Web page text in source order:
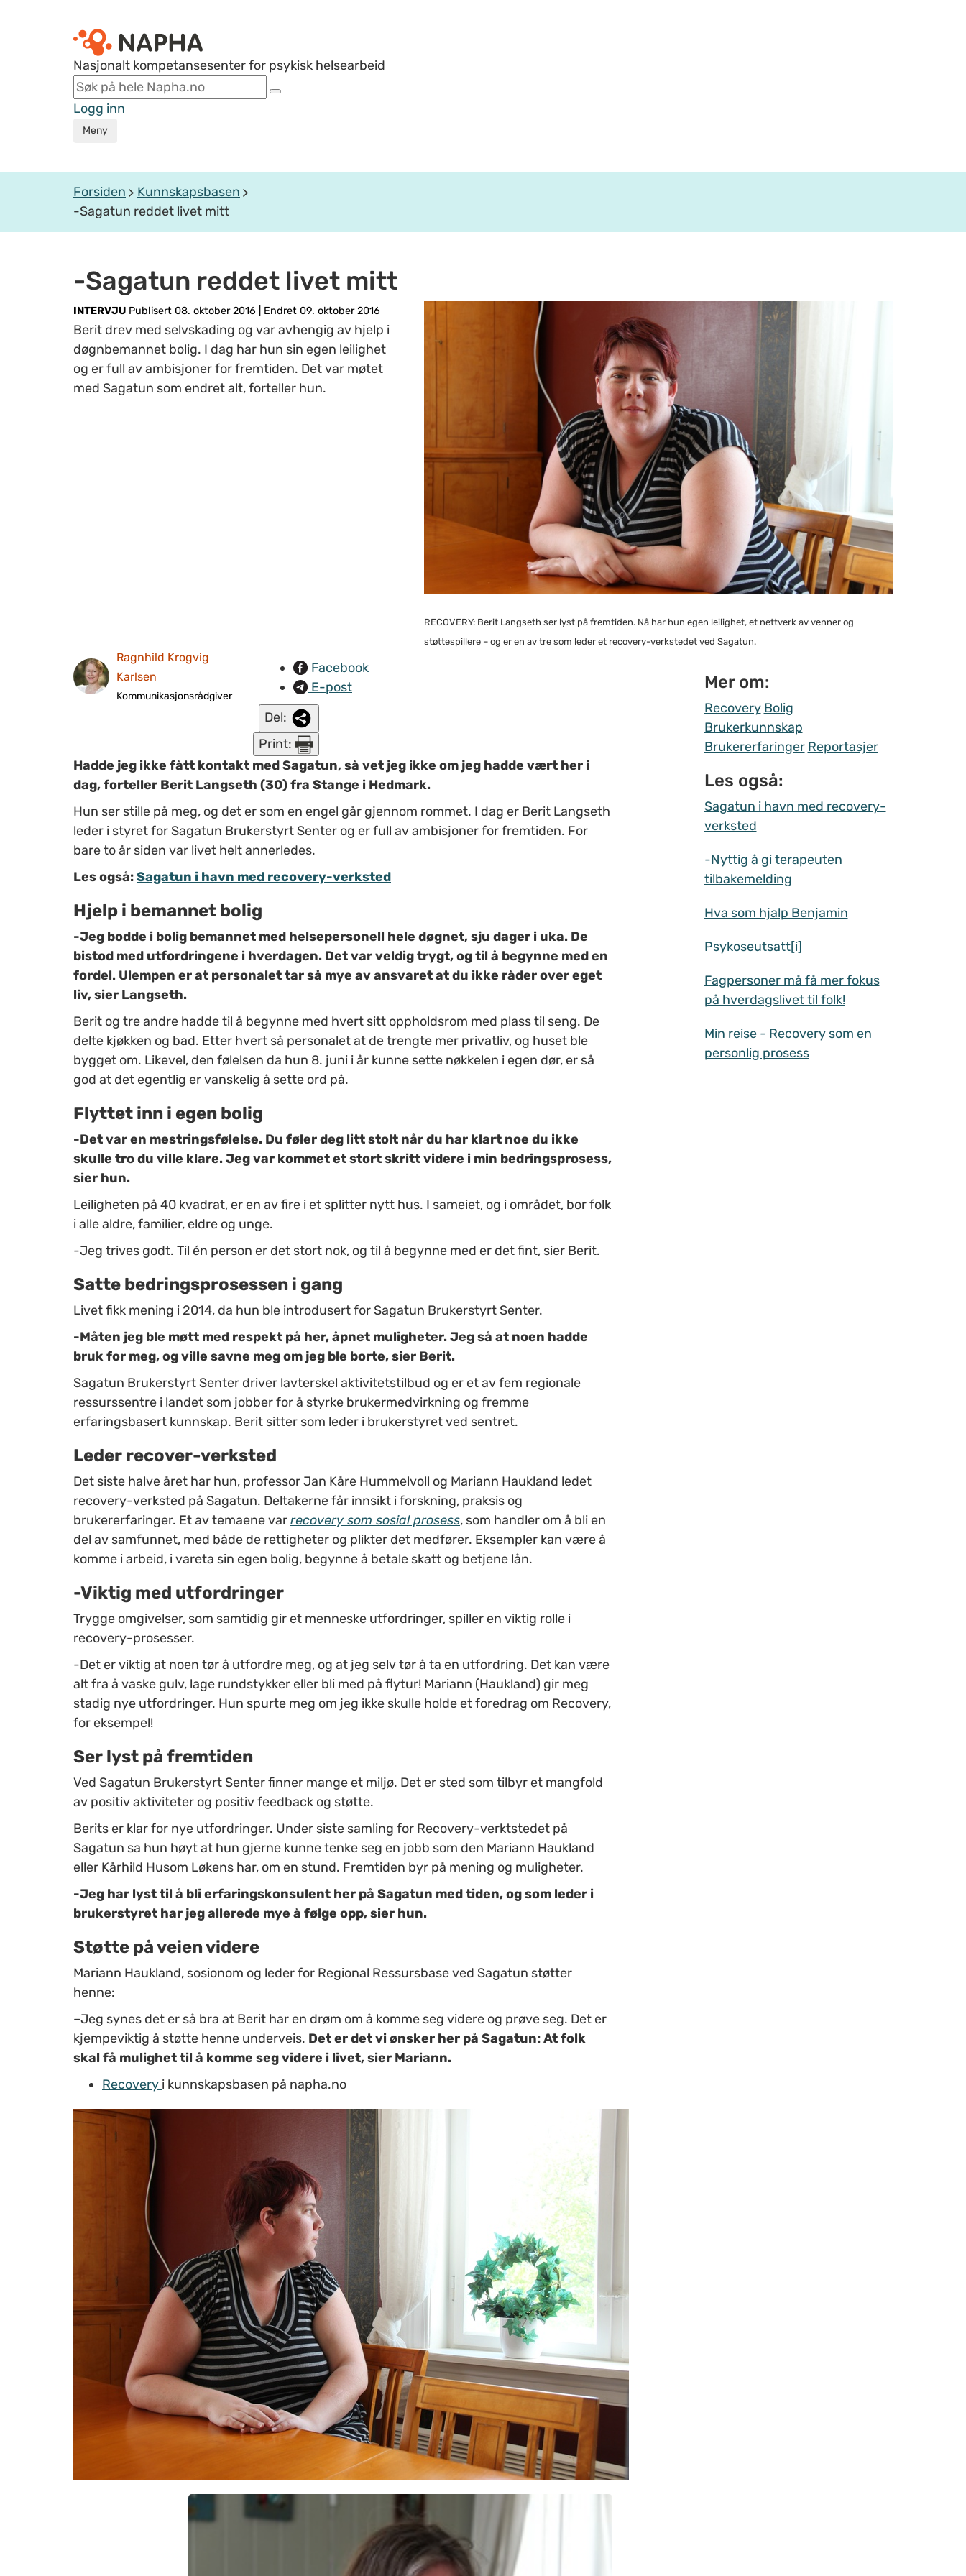
Nasjonalt kompetansesenter for psykisk helsearbeid
Logg inn
Meny
Forsiden
Kunnskapsbasen
-Sagatun reddet livet mitt
-Sagatun reddet livet mitt
INTERVJU Publisert 08. oktober 2016 Endret 09. oktober 2016
Berit drev med selvskading og var avhengig av hjelp i
døgnbemannet bolig. I dag har hun sin egen leilighet
og er full av ambisjoner for fremtiden. Det var møtet
med Sagatun som endret alt, forteller hun.
RECOVERY: Berit Langseth ser lyst på fremtiden. Nå har hun egen leilighet, et nettverk av venner og
støttespillere – og er en av tre som leder et recovery-verkstedet ved Sagatun.
Ragnhild Krogvig
Karlsen
Kommunikasjonsrådgiver
Facebook
E-post
Del:
Print:
Hadde jeg ikke fått kontakt med Sagatun, så vet jeg ikke om jeg hadde vært her i
dag, forteller Berit Langseth (30) fra Stange i Hedmark.
Hun ser stille på meg, og det er som en engel går gjennom rommet. I dag er Berit Langseth
leder i styret for Sagatun Brukerstyrt Senter og er full av ambisjoner for fremtiden. For
bare to år siden var livet helt annerledes.
Les også:Sagatun i havn med recovery-verksted
Hjelp i bemannet bolig
-Jeg bodde i bolig bemannet med helsepersonell hele døgnet, sju dager i uka. De
bistod med utfordringene i hverdagen. Det var veldig trygt, og til å begynne med en
fordel. Ulempen er at personalet tar så mye av ansvaret at du ikke råder over eget
liv, sier Langseth.
Berit og tre andre hadde til å begynne med hvert sitt oppholdsrom med plass til seng. De
delte kjøkken og bad. Etter hvert så personalet at de trengte mer privatliv, og huset ble
bygget om. Likevel, den følelsen da hun 8. juni i år kunne sette nøkkelen i egen dør, er så
god at det egentlig er vanskelig å sette ord på.
Flyttet inn i egen bolig
-Det var en mestringsfølelse. Du føler deg litt stolt når du har klart noe du ikke
skulle tro du ville klare. Jeg var kommet et stort skritt videre i min bedringsprosess,
sier hun.
Leiligheten på 40 kvadrat, er en av fire i et splitter nytt hus. I sameiet, og i området, bor folk
i alle aldre, familier, eldre og unge.
-Jeg trives godt. Til én person er det stort nok, og til å begynne med er det fint, sier Berit.
Satte bedringsprosessen i gang
Livet fikk mening i 2014, da hun ble introdusert for Sagatun Brukerstyrt Senter.
-Måten jeg ble møtt med respekt på her, åpnet muligheter. Jeg så at noen hadde
bruk for meg, og ville savne meg om jeg ble borte, sier Berit.
Sagatun Brukerstyrt Senter driver lavterskel aktivitetstilbud og er et av fem regionale
ressurssentre i landet som jobber for å styrke brukermedvirkning og fremme
erfaringsbasert kunnskap. Berit sitter som leder i brukerstyret ved sentret.
Leder recover-verksted
Det siste halve året har hun, professor Jan Kåre Hummelvoll og Mariann Haukland ledet
recovery-verksted på Sagatun. Deltakerne får innsikt i forskning, praksis og
brukererfaringer. Et av temaene varrecovery som sosial prosess, som handler om å bli en
del av samfunnet, med både de rettigheter og plikter det medfører. Eksempler kan være å
komme i arbeid, i vareta sin egen bolig, begynne å betale skatt og betjene lån.
-Viktig med utfordringer
Trygge omgivelser, som samtidig gir et menneske utfordringer, spiller en viktig rolle i
recovery-prosesser.
-Det er viktig at noen tør å utfordre meg, og at jeg selv tør å ta en utfordring. Det kan være
alt fra å vaske gulv, lage rundstykker eller bli med på flytur! Mariann (Haukland) gir meg
stadig nye utfordringer. Hun spurte meg om jeg ikke skulle holde et foredrag om Recovery,
for eksempel!
Ser lyst på fremtiden
Ved Sagatun Brukerstyrt Senter finner mange et miljø. Det er sted som tilbyr et mangfold
av positiv aktiviteter og positiv feedback og støtte.
Berits er klar for nye utfordringer. Under siste samling for Recovery-verktstedet på
Sagatun sa hun høyt at hun gjerne kunne tenke seg en jobb som den Mariann Haukland
eller Kårhild Husom Løkens har, om en stund. Fremtiden byr på mening og muligheter.
-Jeg har lyst til å bli erfaringskonsulent her på Sagatun med tiden, og som leder i
brukerstyret har jeg allerede mye å følge opp, sier hun.
Støtte på veien videre
Mariann Haukland, sosionom og leder for Regional Ressursbase ved Sagatun støtter
henne:
–Jeg synes det er så bra at Berit har en drøm om å komme seg videre og prøve seg. Det er
kjempeviktig å støtte henne underveis. Det er det vi ønsker her på Sagatun: At folk
skal få mulighet til å komme seg videre i livet, sier Mariann.
Recovery i kunnskapsbasen på napha.no
Mer om:
Recovery Bolig
Brukerkunnskap
Brukererfaringer Reportasjer
Les også:
Sagatun i havn med recovery-
verksted
-Nyttig å gi terapeuten
tilbakemelding
Hva som hjalp Benjamin
Psykoseutsatt[i]
Fagpersoner må få mer fokus
på hverdagslivet til folk!
Min reise - Recovery som en
personlig prosess